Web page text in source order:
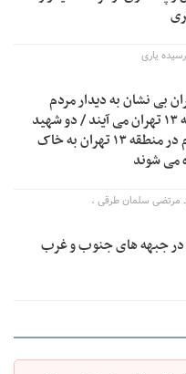
رسیده یاری
بی نشان به دیدار مردم
منطقه ۱۳ تهران می آیند / دو شهید
گمنام در منطقه ۱۳ تهران به خاک
می شوند
مرتضی سلمان طرقی ،
جبهه های جنوب و غرب